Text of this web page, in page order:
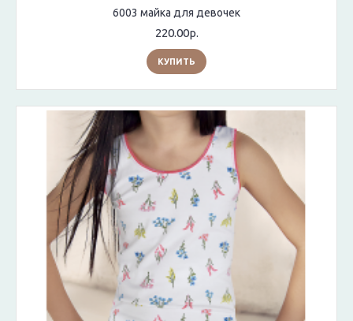
6003 майка для девочек
220.00р.
КУПИТЬ